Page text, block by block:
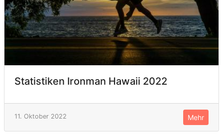
Statistiken Ironman Hawaii 2022
11. Oktober 2022 Mehr